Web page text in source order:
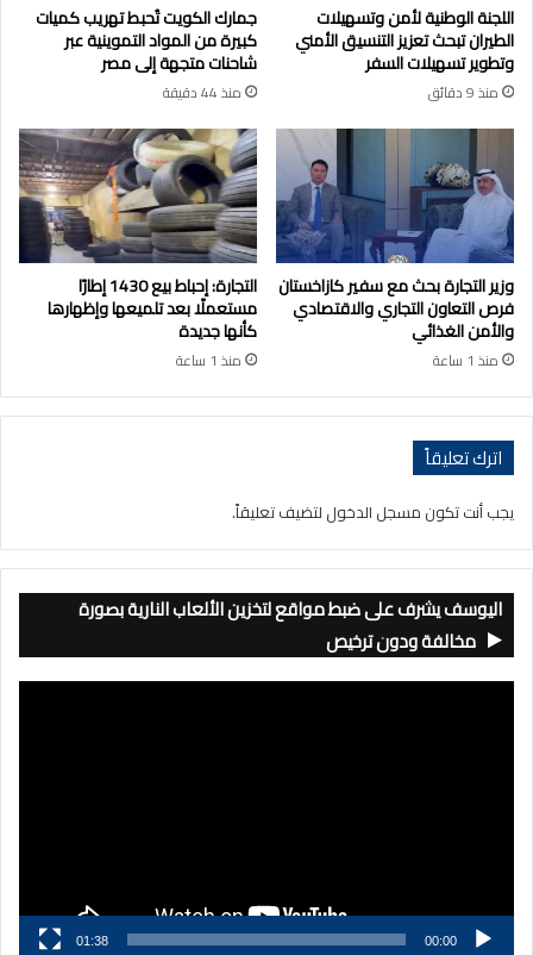
اللجنة الوطنية لأمن وتسهيلات
الطيران تبحث تعزيز التنسيق الأمني
وتطوير تسهيلات السفر
منذ 9 دقائق
جمارك الكويت تُحبط تهريب كميات
كبيرة من المواد التموينية عبر
شاحنات متجهة إلى مصر
منذ 44 دقيقة
وزير التجارة بحث مع سفير كازاخستان
فرص التعاون التجاري والاقتصادي
والأمن الغذائي
منذ 1 ساعة
التجارة: إحباط بيع 1430 إطارًا
مستعملًا بعد تلميعها وإظهارها
كأنها جديدة
منذ 1 ساعة
اترك تعليقاً
يجب أنت تكون مسجل الدخول لتضيف تعليقاً.
اليوسف يشرف على ضبط مواقع لتخزين الألعاب النارية بصورة
مخالفة ودون ترخيص
00:00
01:38